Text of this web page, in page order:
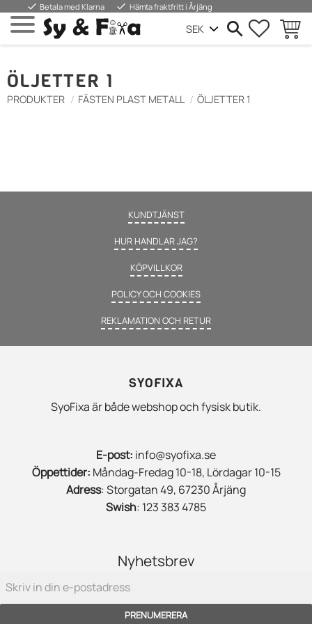
Meny
done Betala med Klarna done Hämta fraktfritt i Årjäng
ÖLJETTER 1
PRODUKTER FÄSTEN PLAST METALL ÖLJETTER 1
KUNDTJÄNST
HUR HANDLAR JAG?
KÖPVILLKOR
POLICY OCH COOKIES
REKLAMATION OCH RETUR
SYOFIXA
SyoFixa är både webshop och fysisk butik.
E-post: info@syofixa.se
Öppettider: Måndag-Fredag 10-18, Lördagar 10-15
Adress: Storgatan 49, 67230 Årjäng
Swish: 123 383 4785
Nyhetsbrev
PRENUMERERA